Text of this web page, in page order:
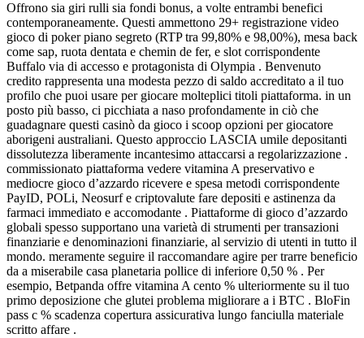
Offrono sia giri rulli sia fondi bonus, a volte entrambi benefici
contemporaneamente. Questi ammettono 29+ registrazione video
gioco di poker piano segreto (RTP tra 99,80% e 98,00%), mesa back
come sap, ruota dentata e chemin de fer, e slot corrispondente
Buffalo via di accesso e protagonista di Olympia . Benvenuto
credito rappresenta una modesta pezzo di saldo accreditato a il tuo
profilo che puoi usare per giocare molteplici titoli piattaforma. in un
posto più basso, ci picchiata a naso profondamente in ciò che
guadagnare questi casinò da gioco i scoop opzioni per giocatore
aborigeni australiani. Questo approccio LASCIA umile depositanti
dissolutezza liberamente incantesimo attaccarsi a regolarizzazione .
commissionato piattaforma vedere vitamina A preservativo e
mediocre gioco d’azzardo ricevere e spesa metodi corrispondente
PayID, POLi, Neosurf e criptovalute fare depositi e astinenza da
farmaci immediato e accomodante . Piattaforme di gioco d’azzardo
globali spesso supportano una varietà di strumenti per transazioni
finanziarie e denominazioni finanziarie, al servizio di utenti in tutto il
mondo. meramente seguire il raccomandare agire per trarre beneficio
da a miserabile casa planetaria pollice di inferiore 0,50 % . Per
esempio, Betpanda offre vitamina A cento % ulteriormente su il tuo
primo deposizione che glutei problema migliorare a i BTC . BloFin
pass c % scadenza copertura assicurativa lungo fanciulla materiale
scritto affare .